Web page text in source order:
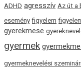
ADHD agresszív Az út a
esemény figyelem
gyerekmese
gyermek
gyermeknevelési